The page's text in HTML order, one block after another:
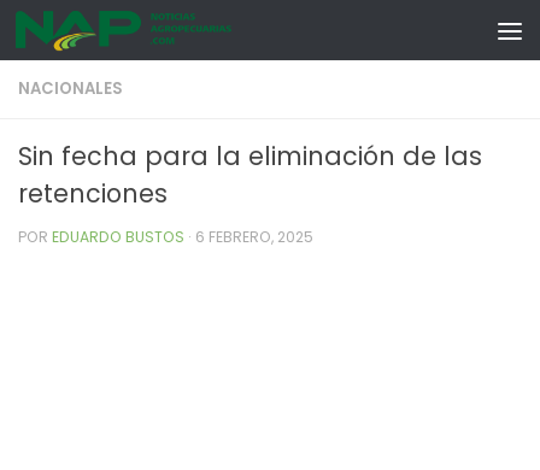
Skip to content
NACIONALES
Sin fecha para la eliminación de las
retenciones
POR EDUARDO BUSTOS · 6 FEBRERO, 2025